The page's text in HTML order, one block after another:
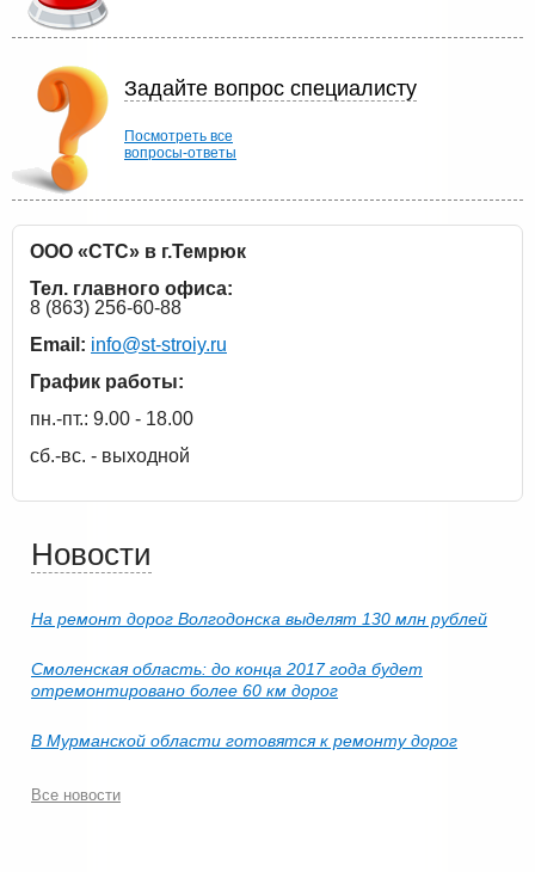
Задайте вопрос специалисту
Посмотреть все
вопросы-ответы
ООО «СТС» в г.Темрюк
Тел. главного офиса:
8 (863) 256-60-88
Email: info@st-stroiy.ru
График работы:
пн.-пт.: 9.00 - 18.00
сб.-вс. - выходной
Новости
На ремонт дорог Волгодонска выделят 130 млн рублей
Смоленская область: до конца 2017 года будет
отремонтировано более 60 км дорог
В Мурманской области готовятся к ремонту дорог
Все новости